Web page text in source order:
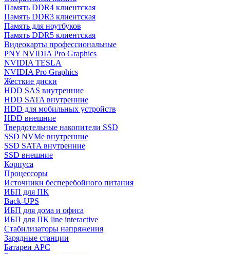
Память DDR4 клиентская
Память DDR3 клиентская
Память для ноутбуков
Память DDR5 клиентская
Видеокарты профессиональные
PNY NVIDIA Pro Graphics
NVIDIA TESLA
NVIDIA Pro Graphics
Жесткие диски
HDD SAS внутренние
HDD SATA внутренние
HDD для мобильных устройств
HDD внешние
Твердотельные накопители SSD
SSD NVMe внутренние
SSD SATA внутренние
SSD внешние
Корпуса
Процессоры
Источники бесперебойного питания
ИБП для ПК
Back-UPS
ИБП для дома и офиса
ИБП для ПК linе interactive
Стабилизаторы напряжения
Зарядные станции
Батареи APC